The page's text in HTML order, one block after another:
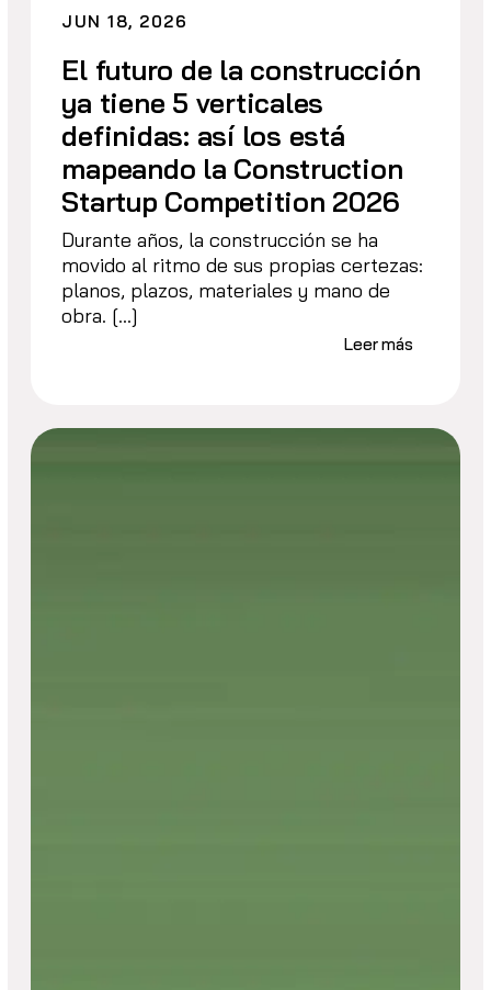
JUN 18, 2026
El futuro de la construcción
ya tiene 5 verticales
definidas: así los está
mapeando la Construction
Startup Competition 2026
Durante años, la construcción se ha
movido al ritmo de sus propias certezas:
planos, plazos, materiales y mano de
obra. […]
Leer más